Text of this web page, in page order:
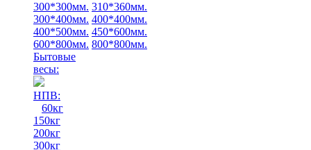
300*300мм. 310*360мм.
300*400мм. 400*400мм.
400*500мм. 450*600мм.
600*800мм. 800*800мм.
Бытовые
весы:
НПВ:
60кг
150кг
200кг
300кг